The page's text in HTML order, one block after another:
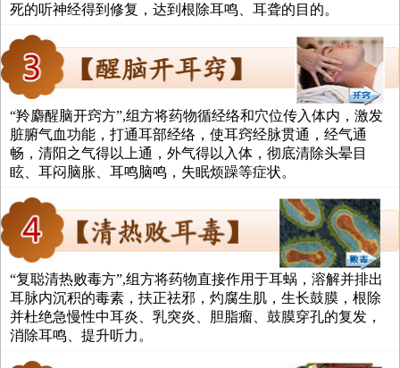
死的听神经得到修复，达到根除耳鸣、耳聋的目的。
“羚麝醒脑开窍方”,组方将药物循经络和穴位传入体内，激发
脏腑气血功能，打通耳部经络，使耳窍经脉贯通，经气通
畅，清阳之气得以上通，外气得以入体，彻底清除头晕目
眩、耳闷脑胀、耳鸣脑鸣，失眠烦躁等症状。
“复聪清热败毒方”,组方将药物直接作用于耳蜗，溶解并排出
耳脉内沉积的毒素，扶正祛邪，灼腐生肌，生长鼓膜，根除
并杜绝急慢性中耳炎、乳突炎、胆脂瘤、鼓膜穿孔的复发，
消除耳鸣、提升听力。